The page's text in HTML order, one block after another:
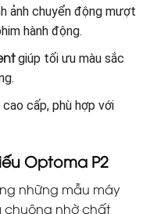
ảnh chuyển động mượt
hành động.
giúp tối ưu màu sắc
cấp, phù hợp với
Optoma P2
những mẫu máy
chuộng nhờ chất